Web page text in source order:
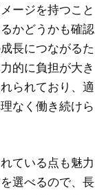
ージを持つこと
かどうかも確認
長につながるた
的に負担が大き
られており、適
なく働き続けら
ている点も魅力
選べるので、長